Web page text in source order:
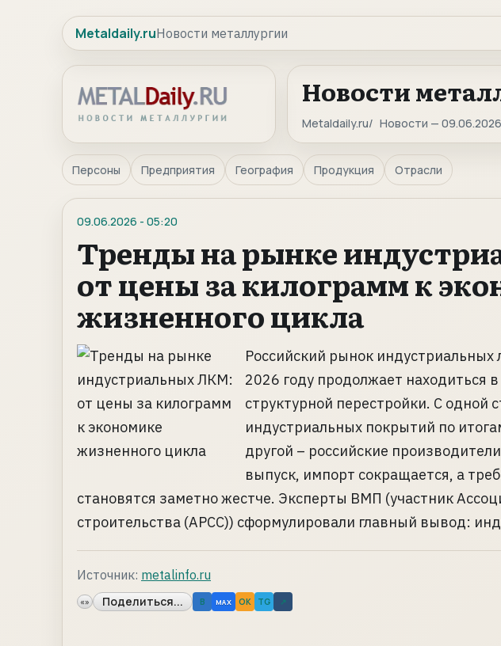
Metaldaily.ruНовости металлургии
Новости
Metaldaily.ru Новости — 09.06.2026
Персоны Предприятия География Продукция Отрасли
09.06.2026 - 05:20
Тренды на рынке
от цены за килограмм к
жизненного цикла
Российский рынок индустриальных
2026 году продолжает находиться в
структурной перестройки. С одной
индустриальных покрытий по
другой – российские
выпуск, импорт сокращается, а
становятся заметно жестче. Эксперты ВМП (участник
строительства (АРСС)) сформулировали главный вывод:
Источник: metalinfo.ru
«» Поделиться... B MAX OK TG ↗